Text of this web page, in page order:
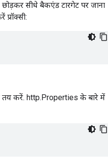
छोड़कर सीधे बैकएंड टारगेट पर जाना
प्रॉक्सी:
तय करें. http.Properties के बारे में